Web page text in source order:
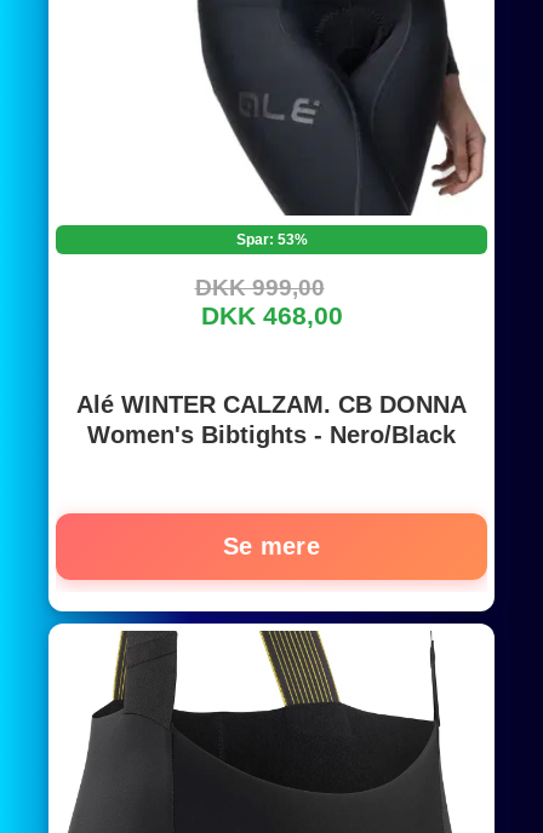
Spar: 53%
DKK 999,00
DKK 468,00
Alé WINTER CALZAM. CB DONNA
Women's Bibtights - Nero/Black
Se mere